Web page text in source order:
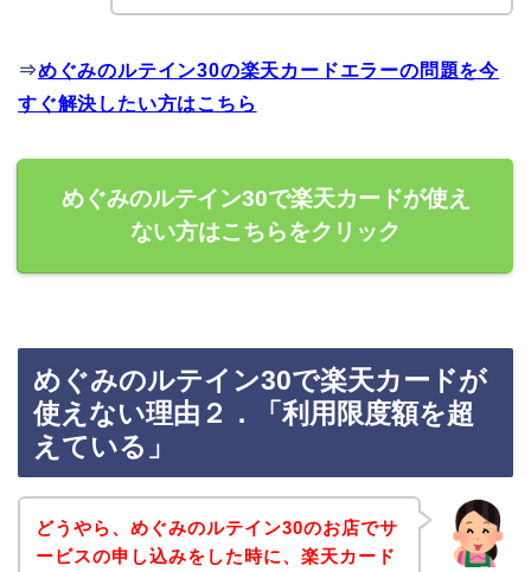
⇒めぐみのルテイン30の楽天カードエラーの問題を今
すぐ解決したい方はこちら
めぐみのルテイン30で楽天カードが使え
ない方はこちらをクリック
めぐみのルテイン30で楽天カードが
使えない理由２．「利用限度額を超
えている」
どうやら、めぐみのルテイン30のお店でサ
ービスの申し込みをした時に、楽天カード